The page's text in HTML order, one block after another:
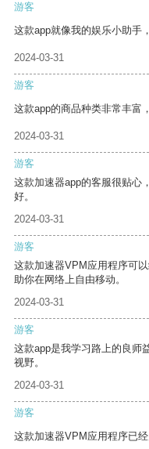
游客
这款app就像我的娱乐小助手
2024-03-31
游客
这款app的商品种类非常丰富
2024-03-31
游客
这款加速器app的客服很贴心
好。
2024-03-31
游客
这款加速器VPM应用程序可
助你在网络上自由移动。
2024-03-31
游客
这款app是我学习路上的良师
视野。
2024-03-31
游客
这款加速器VPM应用程序已